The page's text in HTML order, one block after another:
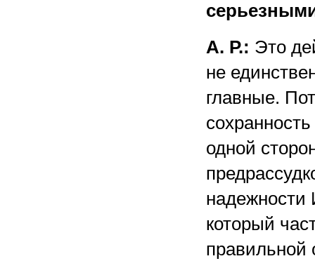
А. Р.: Это
не
главные.
одной
надежности
который
правильной